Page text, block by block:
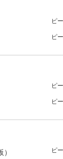
ピ
ピ
ピ
ピ
ピ